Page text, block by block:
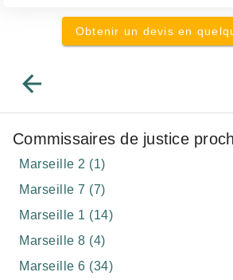
Obtenir un devis en
Commissaires de justice
Marseille 2 (1)
Marseille 7 (7)
Marseille 1 (14)
Marseille 8 (4)
Marseille 6 (34)